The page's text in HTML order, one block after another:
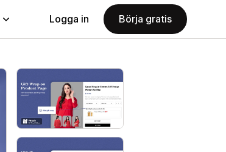
Logga in Börja gratis